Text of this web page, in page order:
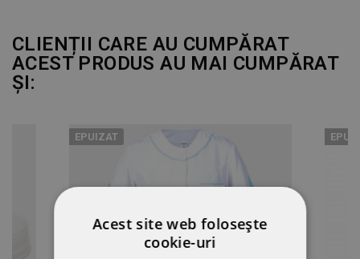
CLIENȚII CARE AU CUMPĂRAT
ACEST PRODUS AU MAI CUMPĂRAT
ȘI:
EPUIZAT
Acest site web folosește
cookie-uri